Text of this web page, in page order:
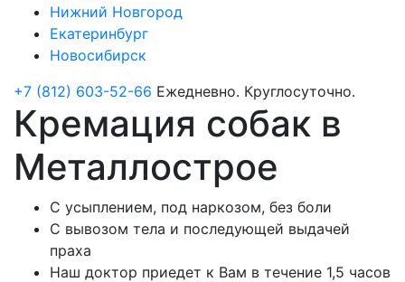
Нижний Новгород
Екатеринбург
Новосибирск
+7 (812) 603-52-66 Ежедневно. Круглосуточно.
Кремация собак в
Металлострое
С усыплением, под наркозом, без боли
С вывозом тела и последующей выдачей
праха
Наш доктор приедет к Вам в течение 1,5 часов